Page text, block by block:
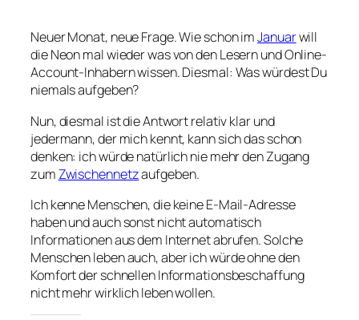
Neuer Monat, neue Frage. Wie schon imJanuarwill
die Neon mal wieder was von den Lesern und Online-
Account-Inhabern wissen. Diesmal: Was würdest Du
niemals aufgeben?
Nun, diesmal ist die Antwort relativ klar und
jedermann, der mich kennt, kann sich das schon
denken: ich würde natürlich nie mehr den Zugang
zum Zwischennetzaufgeben.
Ich kenne Menschen, die keine E-Mail-Adresse
haben und auch sonst nicht automatisch
Informationen aus dem Internet abrufen. Solche
Menschen leben auch, aber ich würde ohne den
Komfort der schnellen Informationsbeschaffung
nicht mehr wirklich leben wollen.